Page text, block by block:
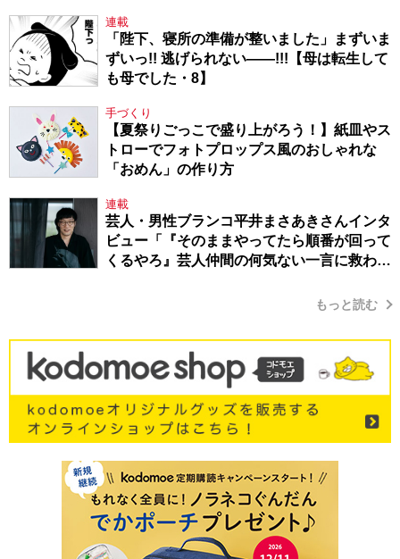
連載
「陛下、寝所の準備が整いました」まずいま
ずいっ!! 逃げられない――!!!【母は転生して
も母でした・8】
手づくり
【夏祭りごっこで盛り上がろう！】紙皿やス
トローでフォトプロップス風のおしゃれな
「おめん」の作り方
連載
芸人・男性ブランコ平井まさあきさんインタ
ビュー「『そのままやってたら順番が回って
くるやろ』芸人仲間の何気ない一言に救われ
もっと読む